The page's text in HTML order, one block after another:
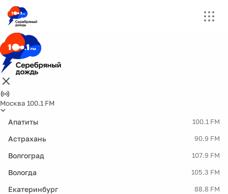
Москва 100.1 FM
Апатиты 100.1 FM
Астрахань 90.9 FM
Волгоград 107.9 FM
Вологда 105.3 FM
Екатеринбург 88.8 FM